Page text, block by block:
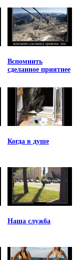
Вспомнить
сделанное приятнее
Когда в душе
Наша служба